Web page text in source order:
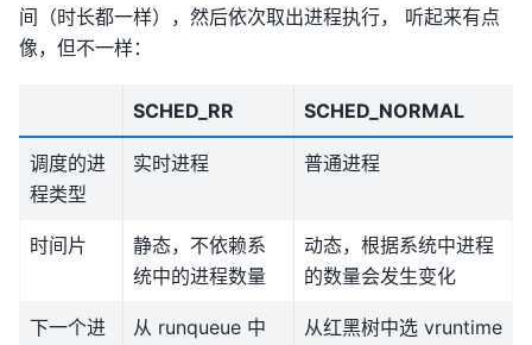
间（时长都一样），然后依次取出进程执行， 听起来有点
像，但不一样：
SCHED_RR SCHED_NORMAL
调度的进
程类型
实时进程 普通进程
时间片
静态，不依赖系
统中的进程数量
动态，根据系统中进程
的数量会发生变化
下一个进
从 runqueue 中
从红黑树中选 vruntime